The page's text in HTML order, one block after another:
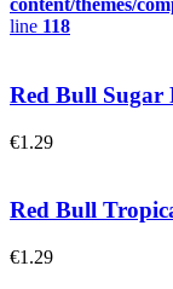
content/themes/
line 118
Red Bull Sugar
€1.29
Red Bull
€1.29